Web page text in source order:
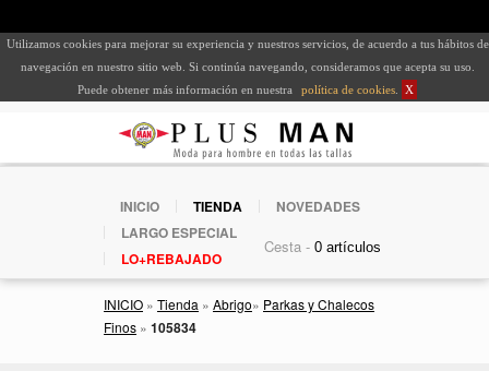
Utilizamos cookies para mejorar su experiencia y nuestros servicios, de acuerdo a tus hábitos de
navegación en nuestro sitio web. Si continúa navegando, consideramos que acepta su uso.
Puede obtener más información en nuestra
política de cookies X
INICIO TIENDA
NOVEDADES
LARGO ESPECIAL
LO+REBAJADO
Cesta -
INICIO » Tienda » Abrigo» Parkas y Chalecos
Finos » 105834